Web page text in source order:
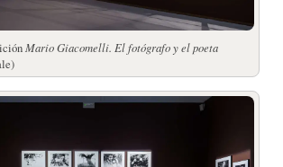
Mario Giacomelli. El fotógrafo y el poeta